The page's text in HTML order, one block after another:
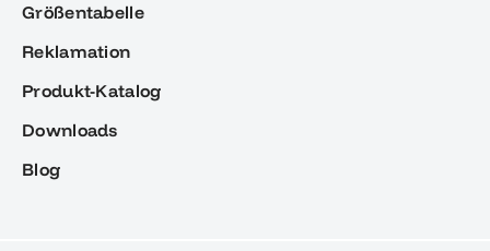
Größentabelle
Reklamation
Produkt-Katalog
Downloads
Blog